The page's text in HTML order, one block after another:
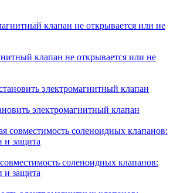
клапан не открывается или не
электромагнитный клапан
соленоидных клапанов:
и защита